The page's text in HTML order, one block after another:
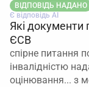
ВІДПОВІДЬ НАДАНО
Є відповідь АІ
Які документи
ЄСВ
спірне питання
інвалідністю
оцінювання... з